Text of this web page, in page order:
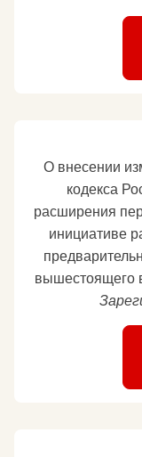
О внесении
кодекса
расширения
инициативе
вышестоящего